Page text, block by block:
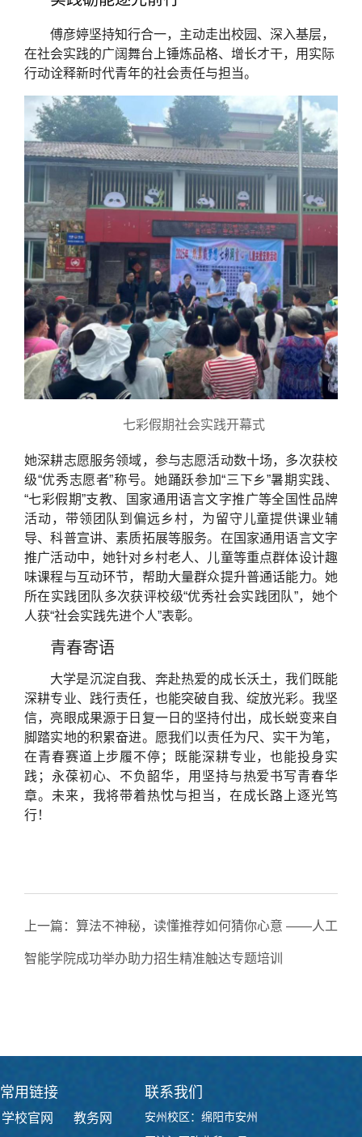
傅彦婷坚持知行合一，主动走出校园、深入基层，
在社会实践的广阔舞台上锤炼品格、增长才干，用实际
行动诠释新时代青年的社会责任与担当。
七彩假期社会实践开幕式
她深耕志愿服务领域，参与志愿活动数十场，多次获校
级“优秀志愿者”称号。她踊跃参加“三下乡”暑期实践、
“七彩假期”支教、国家通用语言文字推广等全国性品牌
活动，带领团队到偏远乡村，为留守儿童提供课业辅
导、科普宣讲、素质拓展等服务。在国家通用语言文字
推广活动中，她针对乡村老人、儿童等重点群体设计趣
味课程与互动环节，帮助大量群众提升普通话能力。她
所在实践团队多次获评校级“优秀社会实践团队”，她个
人获“社会实践先进个人”表彰。
青春寄语
大学是沉淀自我、奔赴热爱的成长沃土，我们既能
深耕专业、践行责任，也能突破自我、绽放光彩。我坚
信，亮眼成果源于日复一日的坚持付出，成长蜕变来自
脚踏实地的积累奋进。愿我们以责任为尺、实干为笔，
在青春赛道上步履不停；既能深耕专业，也能投身实
践；永葆初心、不负韶华，用坚持与热爱书写青春华
章。未来，我将带着热忱与担当，在成长路上逐光笃
行！
上一篇： 算法不神秘，读懂推荐如何猜你心意 ——人工
智能学院成功举办助力招生精准触达专题培训
常用链接
学校官网 教务网
联系我们
安州校区：绵阳市安州